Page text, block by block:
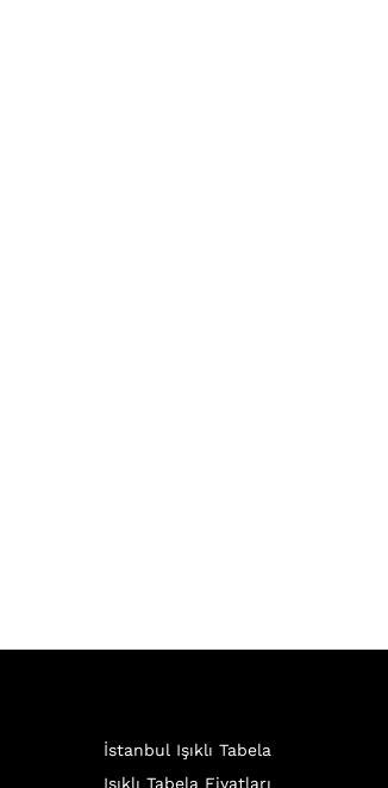
İstanbul Işıklı Tabela
Işıklı Tabela Fiyatları